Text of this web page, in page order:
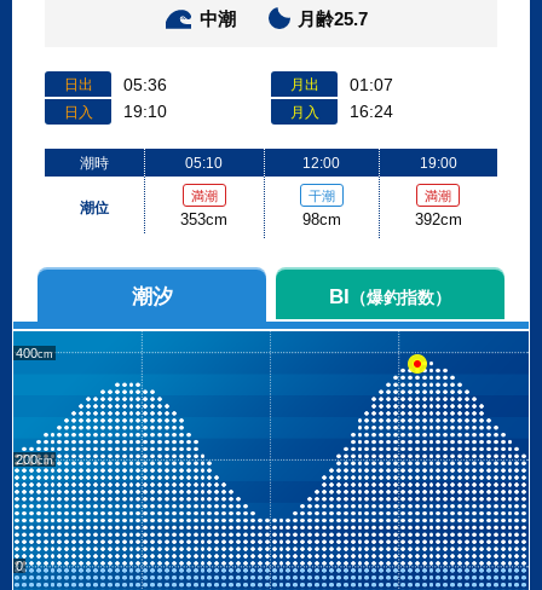
中潮 月齢25.7
日出 05:36
日入 19:10
月出 01:07
月入 16:24
潮時
潮位
05:10
満潮
353cm
12:00
干潮
98cm
19:00
満潮
392cm
潮汐 BI （爆釣指数）
400
200
0